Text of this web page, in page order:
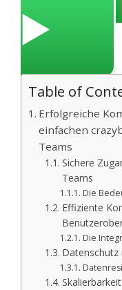
▶️
Table of
Erfolgreiche
einfachen
Teams
Sichere
Teams
Die
Effiziente
Die
Datenschutz